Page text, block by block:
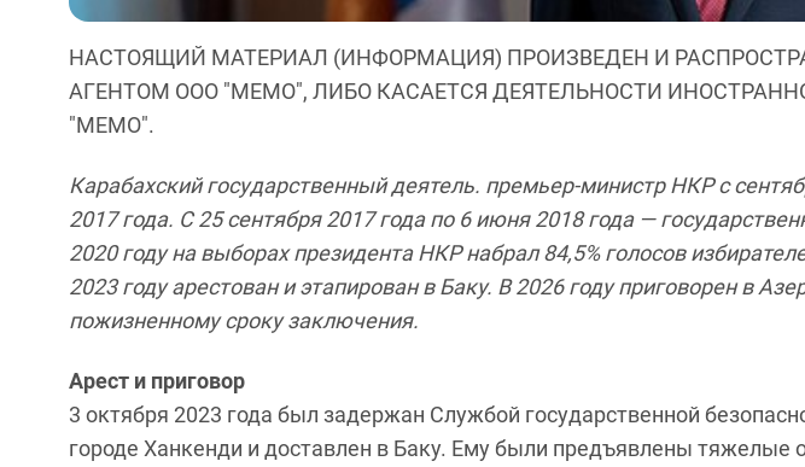
НАСТОЯЩИЙ МАТЕРИАЛ (ИНФОРМАЦИЯ) ПРОИЗВЕДЕН И
АГЕНТОМ ООО "МЕМО", ЛИБО КАСАЕТСЯ ДЕЯТЕЛЬНОСТИ
"МЕМО".
Карабахский государственный деятель. премьер-министр НКР с
2017 года. С 25 сентября 2017 года по 6 июня 2018 года —
2020 году на выборах президента НКР набрал 84,5% голосов
2023 году арестован и этапирован в Баку. В 2026 году приговорен в
пожизненному сроку заключения.
Арест и приговор
3 октября 2023 года был задержан Службой государственной
городе Ханкенди и доставлен в Баку. Ему были предъявлены тяжелые